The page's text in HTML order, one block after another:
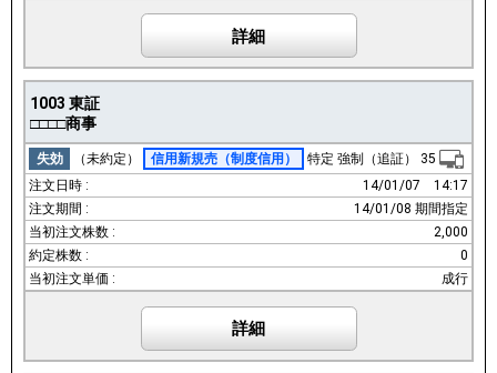
詳細
1003 東証
□□□□商事
失効 （未約定） 信用新規売（制度信用） 特定 強制（追証）
35
14/01/07
14:17
14/01/08 期間指定
2,000
0
成行
詳細